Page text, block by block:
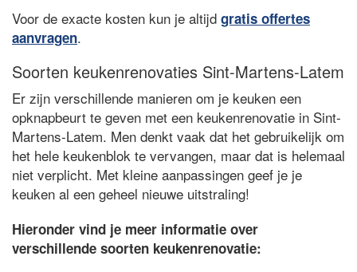
Voor de exacte kosten kun je altijd gratis offertes
aanvragen.
Soorten keukenrenovaties Sint-Martens-Latem
Er zijn verschillende manieren om je keuken een
opknapbeurt te geven met een keukenrenovatie in Sint-
Martens-Latem. Men denkt vaak dat het gebruikelijk om
het hele keukenblok te vervangen, maar dat is helemaal
niet verplicht. Met kleine aanpassingen geef je je
keuken al een geheel nieuwe uitstraling!
Hieronder vind je meer informatie over
verschillende soorten keukenrenovatie: